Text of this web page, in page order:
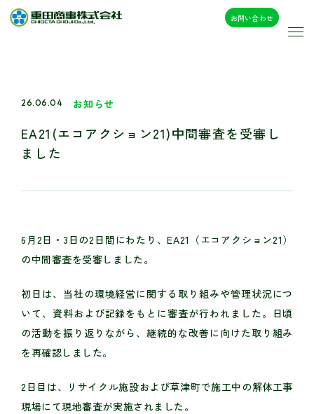
お問い合わせ
26.06.04 お知らせ
EA21(エコアクション21)中間審査を受審し
ました
6月2日・3日の2日間にわたり、EA21（エコアクション21）
の中間審査を受審しました。
初日は、当社の環境経営に関する取り組みや管理状況につ
いて、資料および記録をもとに審査が行われました。日頃
の活動を振り返りながら、継続的な改善に向けた取り組み
を再確認しました。
2日目は、リサイクル施設および草津町で施工中の解体工事
現場にて現地審査が実施されました。